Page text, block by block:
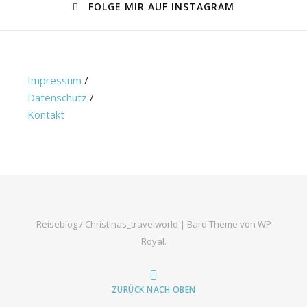
FOLGE MIR AUF INSTAGRAM
Impressum /
Datenschutz /
Kontakt
Reiseblog / Christinas_travelworld | Bard Theme von WP
Royal.
ZURÜCK NACH OBEN